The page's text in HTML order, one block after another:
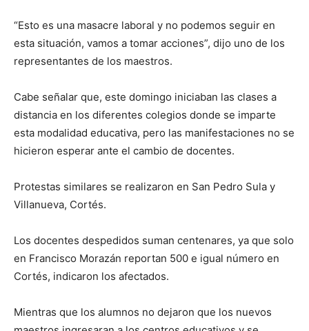
“Esto es una masacre laboral y no podemos seguir en
esta situación, vamos a tomar acciones”, dijo uno de los
representantes de los maestros.
Cabe señalar que, este domingo iniciaban las clases a
distancia en los diferentes colegios donde se imparte
esta modalidad educativa, pero las manifestaciones no se
hicieron esperar ante el cambio de docentes.
Protestas similares se realizaron en San Pedro Sula y
Villanueva, Cortés.
Los docentes despedidos suman centenares, ya que solo
en Francisco Morazán reportan 500 e igual número en
Cortés, indicaron los afectados.
Mientras que los alumnos no dejaron que los nuevos